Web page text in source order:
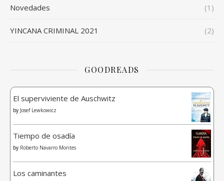
Novedades (1)
YINCANA CRIMINAL 2021 (2)
GOODREADS
El superviviente de Auschwitz
by Josef Lewkowicz
Tiempo de osadía
by Roberto Navarro Montes
Los caminantes